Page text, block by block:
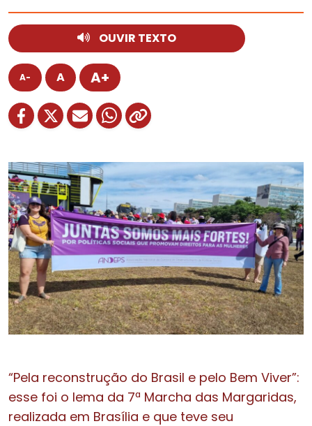
OUVIR TEXTO
A- A A+
“Pela reconstrução do Brasil e pelo Bem Viver”:
esse foi o lema da 7ª Marcha das Margaridas,
realizada em Brasília e que teve seu